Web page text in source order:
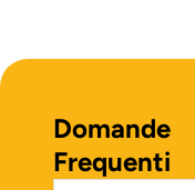
Domande
Frequenti